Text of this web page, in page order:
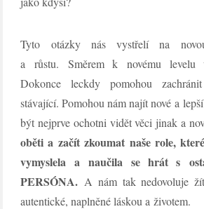
Tyto otázky nás vystřelí na
a růstu. Směrem k novému levelu
Dokonce leckdy pomohou
stávající. Pomohou nám najít nové a
být nejprve ochotni vidět věci jinak a
oběti a začít zkoumat naše role,
vymyslela a naučila se hrát s
PERSÓNA. A nám tak nedovoluje
autentické, naplněné láskou a životem.